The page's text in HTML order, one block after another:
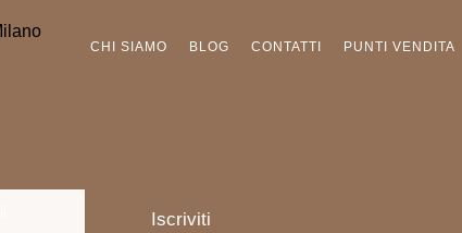
CHI SIAMO BLOG CONTATTI PUNTI VENDITA
Iscriviti